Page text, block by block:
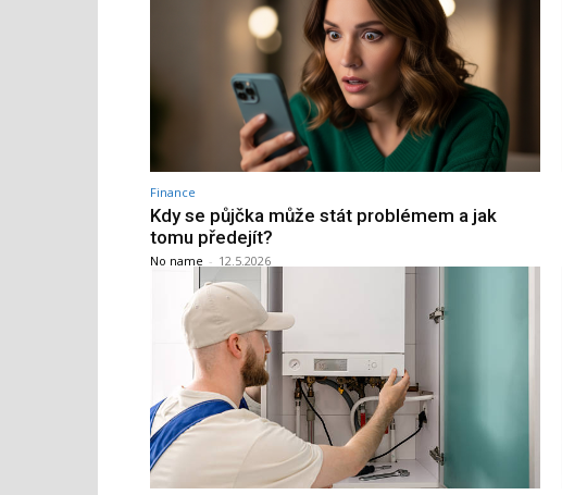
Finance
Kdy se půjčka může stát problémem a jak
tomu předejít?
No name - 12.5.2026